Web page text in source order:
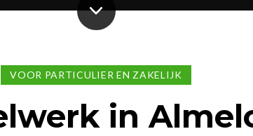
VOOR PARTICULIER EN ZAKELIJK
in